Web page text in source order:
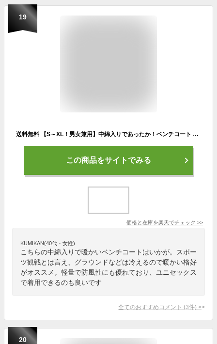
19
送料無料 【S～XL！男女兼用】中綿入りであったか！ベンチコート アウター レディース メンズ ユニセックス 男女兼用 無地 スポーツ観戦 サッカー バスケ 陸上 野球 部活 運動 防寒着 羽織り フード付き ゆったり S L XL
この商品をサイトでみる
価格と在庫を楽天でチェック >>
KUMIKAN(40代・女性)
こちらの中綿入りで暖かいベンチコートはいかが。スポー
ツ観戦とは言え、グラウンドなどは冷えるので暖かい格好
がオススメ。軽量で防風性にも優れており、ユニセックス
で着用できるのも良いです
全てのおすすめコメント (3件) >
20